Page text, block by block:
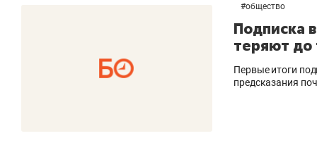
#общество
Подписка
теряют до
Первые итоги
предсказания